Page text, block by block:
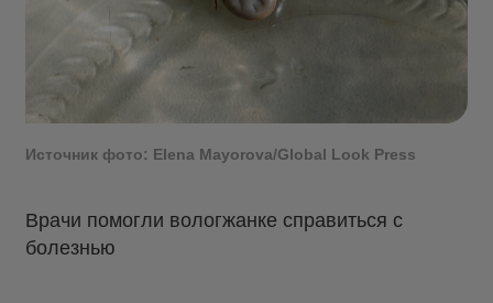
Источник фото: Elena Mayorova/Global Look Press
Врачи помогли вологжанке справиться с
болезнью